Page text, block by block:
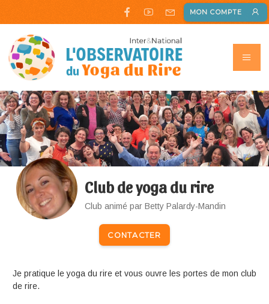
MON COMPTE
Club de yoga du rire
Club animé par Betty Palardy-Mandin
CONTACTER
Je pratique le yoga du rire et vous ouvre les portes de mon club
de rire.